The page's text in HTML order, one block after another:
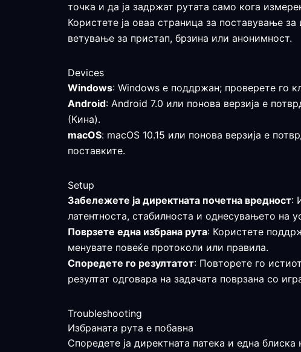
точка и да ја задржат рутата само кога
Користете ја оваа страница за поставување
ветување за пристап, брзина или анонимност.
Devices
Windows: Windows е поддржан; проверете го
Android: Android 7.0 или понова верзија е
(Кина).
macOS: macOS 10.15 или понова верзија е
поставките.
Setup
Забележете ја директната почетна вредност:
латентноста, стабилноста и однесувањето на
Поврзете една избрана рута: Користете
менувате повеќе протоколи или правила.
Споредете го резултатот: Повторете го
резултат одговара на задачата поврзана со
Troubleshooting
Избраната рута е побавна
Споредете ја директната патека и една